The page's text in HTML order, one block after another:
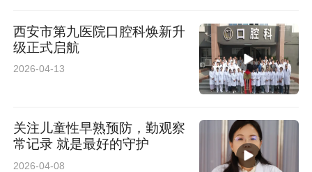
西安市第九医院口腔科焕新升
级正式启航
2026-04-13
关注儿童性早熟预防，勤观察
常记录 就是最好的守护
2026-04-08